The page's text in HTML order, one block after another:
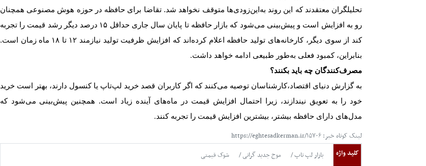
تحلیلگران معتقدند که این روند به‌این‌زودی‌ها متوقف نخواهد شد. تقاضا برای حافظه در حوزه هوش مصنوعی همچنان
رو به افزایش است و پیش‌بینی می‌شود که بازار حافظه تا پایان سال جاری حداقل ۱۵ درصد دیگر رشد قیمت را تجربه
کند از سوی دیگر، کارخانه‌های تولید حافظه اعلام کرده‌اند که افزایش ظرفیت تولید نیازمند۱۲ تا ۱۸ ماه زمان است.
بنابراین، کمبود فعلی به‌طور طبیعی ادامه خواهد داشت.
مصرف‌کنندگان چه باید بکنند؟
به گزارش دنیای اقتصاد،کارشناسان توصیه می‌کنند که اگر کاربران قصد خرید لپ‌تاپ یا کنسول دارند، بهتر است خرید
خود را به تعویق نیندازند، زیرا احتمال افزایش قیمت در ماه‌های آینده زیاد است. همچنین پیش‌بینی می‌شود که
مدل‌های دارای حافظه بیشتر، بیشترین افزایش قیمت را تجربه کنند.
لینک کوتاه خبر: https://eghtesadkerman.ir/۱۵۷۰۶
کلید واژه
بازار لپ تاپ موج جدید گرانی شوک قیمتی